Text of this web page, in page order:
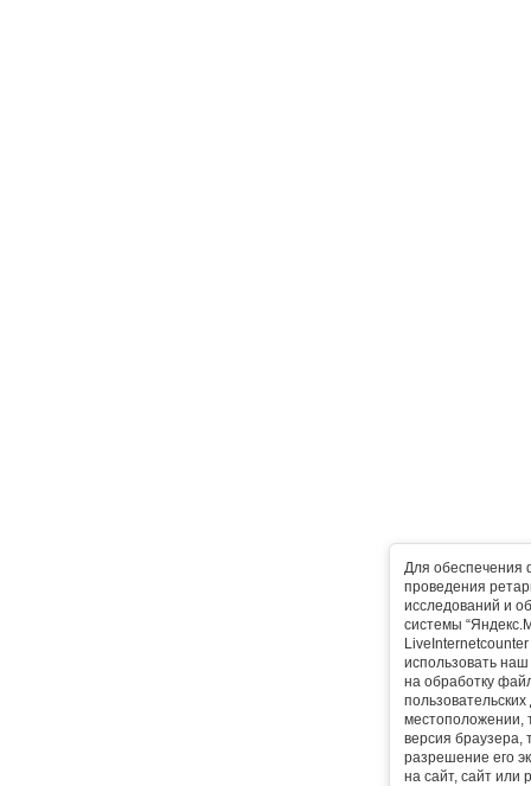
Для обеспечения
проведения
исследований и
системы
использовать
на обработку
местоположении,
версия браузера,
разрешение его
на сайт, сайт или